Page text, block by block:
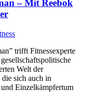
– Mit Reebok
trifft Fitnessexperte
Welt der
sich auch in
Einzelkämpfertum